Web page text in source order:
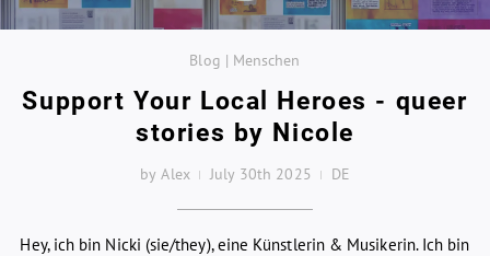
Blog | Menschen
Support Your Local Heroes - queer
stories by Nicole
by Alex July 30th 2025 DE
Hey, ich bin Nicki (sie/they), eine Künstlerin & Musikerin. Ich bin